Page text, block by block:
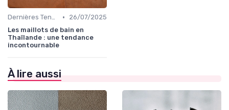
Dernières Tendances de Mode •
26/07/2025
Les maillots de bain en
Thaïlande : une tendance
incontournable
À lire aussi